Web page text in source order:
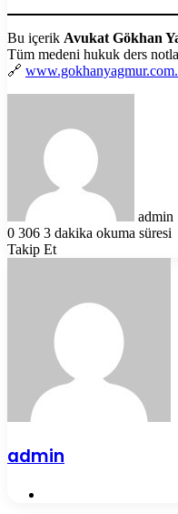
Bu içerik Avukat Gökhan
Tüm medeni hukuk ders
🔗
admin
0 306 3 dakika okuma süresi
Takip Et
admin